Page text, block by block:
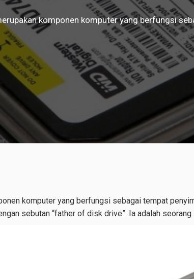
komponen komputer yang berfungsi
komputer yang berfungsi sebagai tempat
sebutan “father of disk drive”. Ia adalah